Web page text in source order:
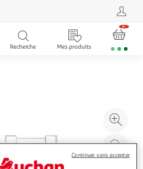
Recherche Mes produits
à
Continuer sans accepter